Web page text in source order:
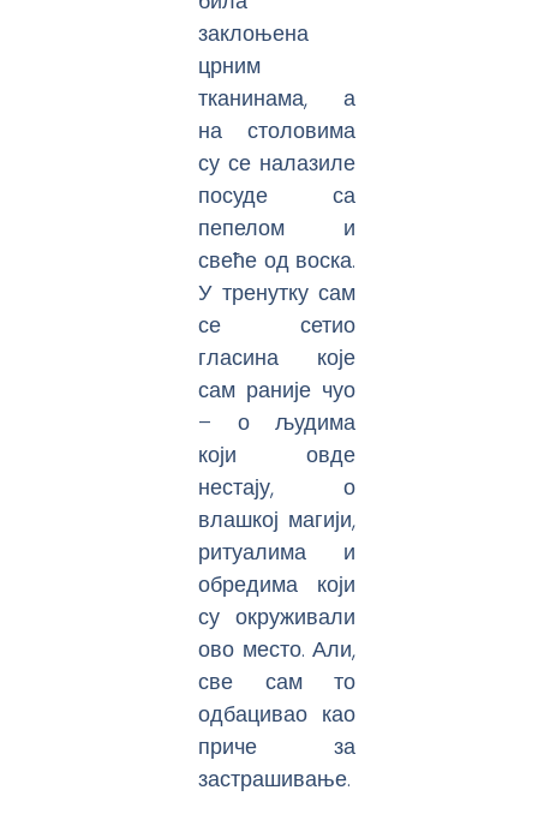
заклоњена
црним
тканинама, а
на столовима
су се налазиле
посуде са
пепелом и
свеће од воска.
У тренутку сам
се сетио
гласина које
сам раније чуо
– о људима
који овде
нестају, о
влашкој магији,
ритуалима и
обредима који
су окруживали
ово место. Али,
све сам то
одбацивао као
приче за
застрашивање.